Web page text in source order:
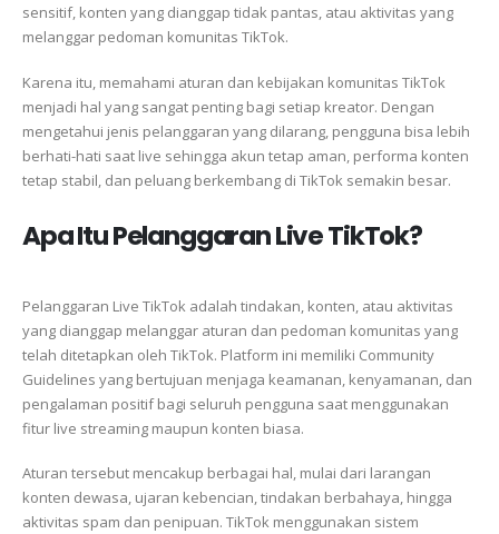
sensitif, konten yang dianggap tidak pantas, atau aktivitas yang
melanggar pedoman komunitas TikTok.
Karena itu, memahami aturan dan kebijakan komunitas TikTok
menjadi hal yang sangat penting bagi setiap kreator. Dengan
mengetahui jenis pelanggaran yang dilarang, pengguna bisa lebih
berhati-hati saat live sehingga akun tetap aman, performa konten
tetap stabil, dan peluang berkembang di TikTok semakin besar.
Apa Itu Pelanggaran Live TikTok?
Pelanggaran Live TikTok adalah tindakan, konten, atau aktivitas
yang dianggap melanggar aturan dan pedoman komunitas yang
telah ditetapkan oleh TikTok. Platform ini memiliki Community
Guidelines yang bertujuan menjaga keamanan, kenyamanan, dan
pengalaman positif bagi seluruh pengguna saat menggunakan
fitur live streaming maupun konten biasa.
Aturan tersebut mencakup berbagai hal, mulai dari larangan
konten dewasa, ujaran kebencian, tindakan berbahaya, hingga
aktivitas spam dan penipuan. TikTok menggunakan sistem